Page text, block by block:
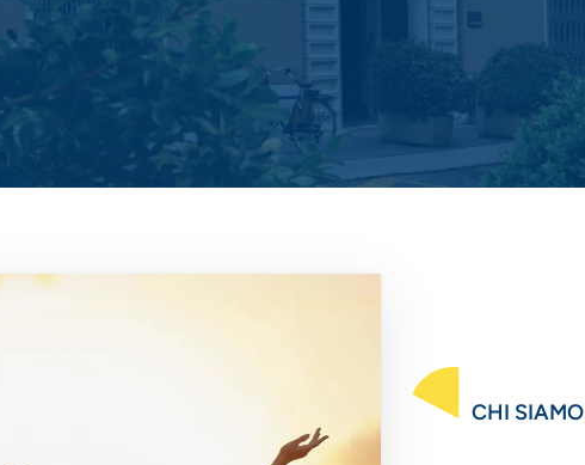
CHI SIAMO